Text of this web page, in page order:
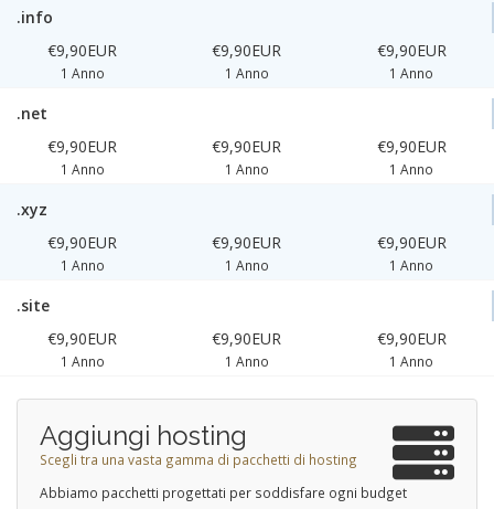
.info
€9,90EUR
1 Anno
€9,90EUR
1 Anno
€9,90EUR
1 Anno
.net
€9,90EUR
1 Anno
€9,90EUR
1 Anno
€9,90EUR
1 Anno
.xyz
€9,90EUR
1 Anno
€9,90EUR
1 Anno
€9,90EUR
1 Anno
.site
€9,90EUR
1 Anno
€9,90EUR
1 Anno
€9,90EUR
1 Anno
Aggiungi hosting
Scegli tra una vasta gamma di pacchetti di hosting
Abbiamo pacchetti progettati per soddisfare ogni budget